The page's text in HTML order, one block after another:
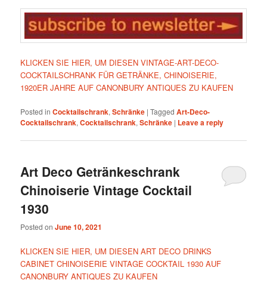
KLICKEN SIE HIER, UM DIESEN VINTAGE-ART-DECO-
COCKTAILSCHRANK FÜR GETRÄNKE, CHINOISERIE,
1920ER JAHRE AUF CANONBURY ANTIQUES ZU KAUFEN
Posted in Cocktailschrank,Schränke |Tagged Art-Deco-
Cocktailschrank,Cocktailschrank,Schränke | Leave a reply
Art Deco Getränkeschrank
Chinoiserie Vintage Cocktail
1930
Posted onJune 10, 2021
KLICKEN SIE HIER, UM DIESEN ART DECO DRINKS
CABINET CHINOISERIE VINTAGE COCKTAIL 1930 AUF
CANONBURY ANTIQUES ZU KAUFEN